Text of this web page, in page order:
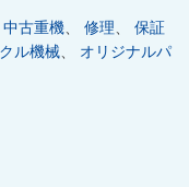
中古重機 修理
保証
ル機械
オリジナルパ